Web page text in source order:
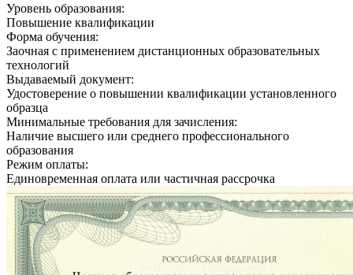
Уровень образования:
Повышение квалификации
Форма обучения:
Заочная с применением дистанционных образовательных
технологий
Выдаваемый документ:
Удостоверение о повышении квалификации установленного
образца
Минимальные требования для зачисления:
Наличие высшего или среднего профессионального
образования
Режим оплаты:
Единовременная оплата или частичная рассрочка